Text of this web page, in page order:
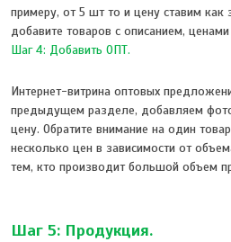
примеру, от 5 шт то и цену ставим
добавите товаров с описанием,
Шаг 4: Добавить ОПТ.
Интернет-витрина оптовых
предыдущем разделе, добавляем
цену. Обратите внимание на один
несколько цен в зависимости от
тем, кто производит большой объем
Шаг 5: Продукция.